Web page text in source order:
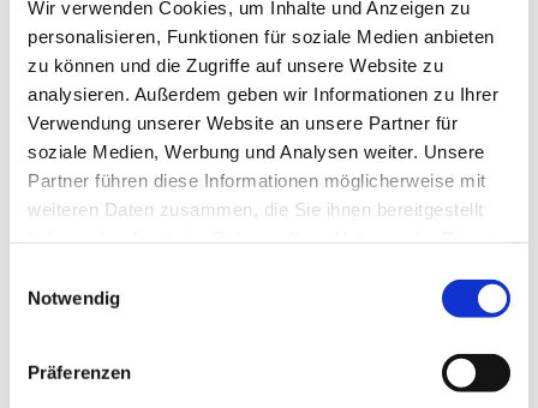
Wir verwenden Cookies, um Inhalte und Anzeigen zu
personalisieren, Funktionen für soziale Medien anbieten
zu können und die Zugriffe auf unsere Website zu
analysieren. Außerdem geben wir Informationen zu Ihrer
Verwendung unserer Website an unsere Partner für
soziale Medien, Werbung und Analysen weiter. Unsere
Partner führen diese Informationen möglicherweise mit
weiteren Daten zusammen, die Sie ihnen bereitgestellt
Notwendig
Präferenzen
- Aufstockungen / An- und Umbauten